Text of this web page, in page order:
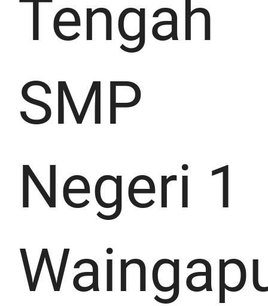
Tengah
SMP
Negeri 1